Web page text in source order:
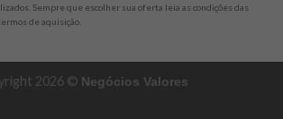
Sempre que escolher sua oferta leia as condições das
de aquisição.
2026 © Negócios Valores